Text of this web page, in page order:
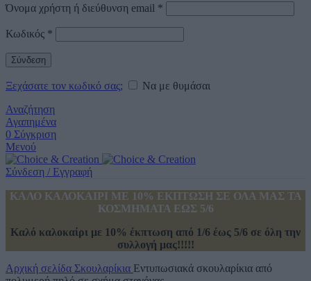
Όνομα χρήστη ή διεύθυνση email *
Κωδικός *
Σύνδεση
Ξεχάσατε τον κωδικό σας;
Να με θυμάσαι
Αναζήτηση
Αγαπημένα
0 Σύγκριση
Μενού
Σύνδεση / Εγγραφή
ΚΑΛΟ ΚΑΛΟΚΑΙΡΙ ΜΕ 10% ΕΚΠΤΩΣΗ ΣΕ ΟΛΑ ΜΑΣ ΤΑ
ΚΟΣΜΗΜΑΤΑ ΕΩΣ 5/6
Καλό καλοκαίρι με 10% έκπτωση από 1/6 έως 5/6 σε όλη την
συλλογή μας!!!!!
Αρχική σελίδα Σκουλαρίκια Εντυπωσιακά σκουλαρίκια από